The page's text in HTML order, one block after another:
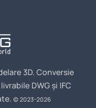
3D. Conversie
DWG și IFC
© 2023-2026